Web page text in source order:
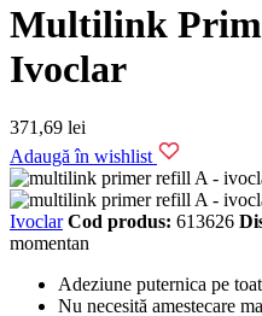
Multilink
Ivoclar
371,69 lei
Adaugă în wishlist
Ivoclar Cod produs: 613626
momentan
Adeziune puternica pe
Nu necesită amestecare